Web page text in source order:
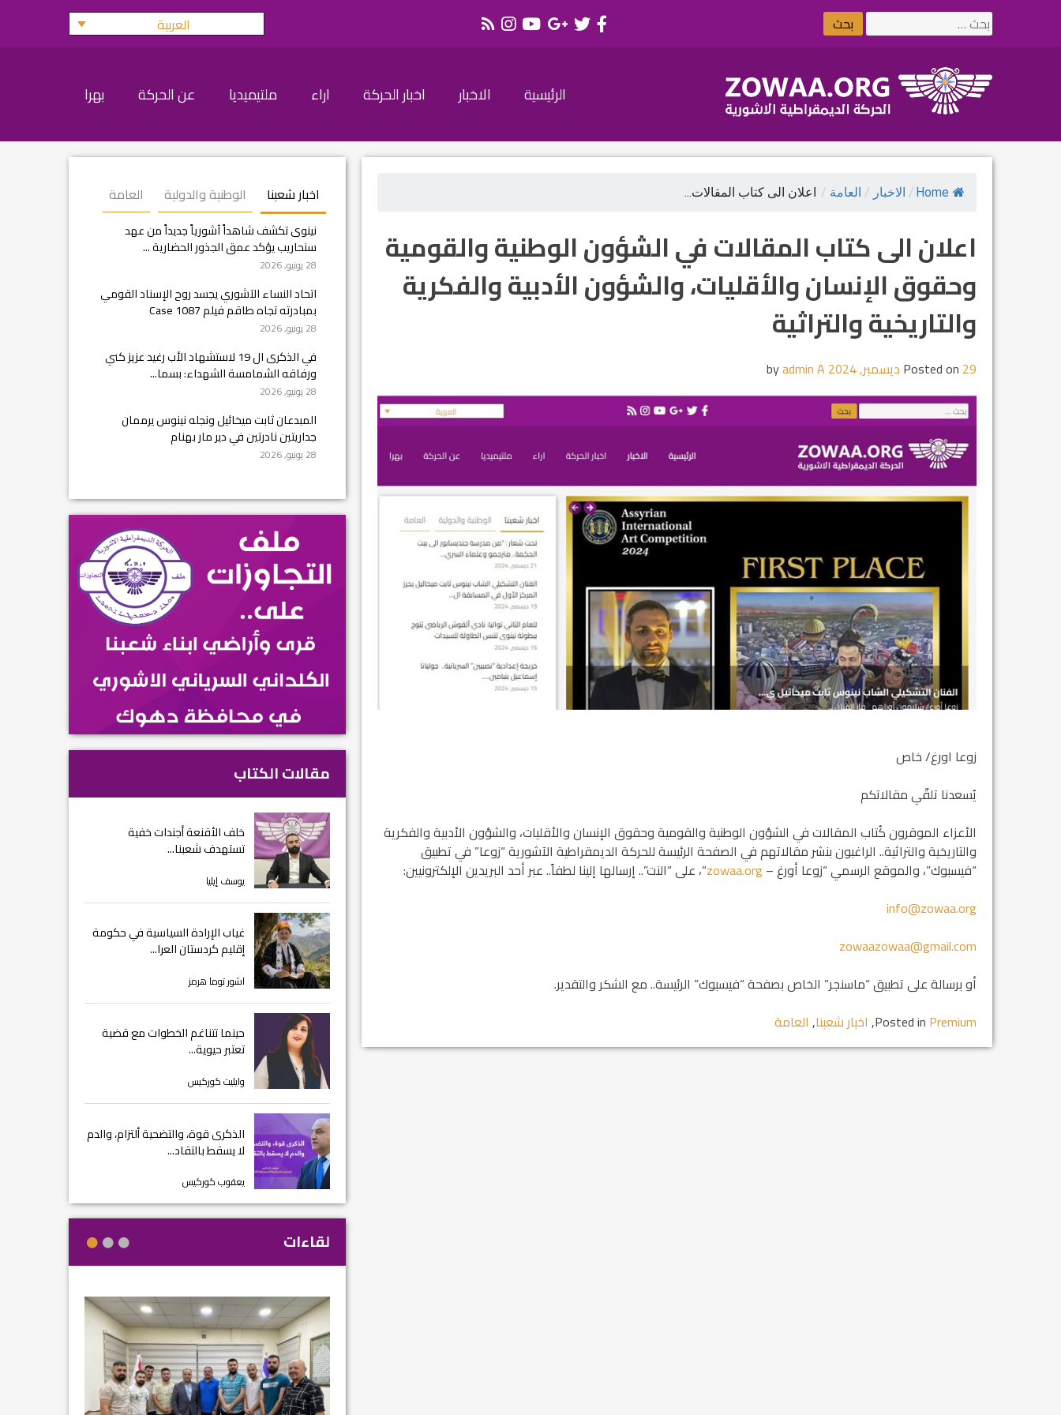
البحث
عن:
العربية
الرئيسية الاخبار اخبار الحركة اراء ملتيميديا عن الحركة بهرا
Home
/ الاخبار / العامة / اعلان الى كتاب المقالات...
اعلان الى كتاب المقالات في الشؤون الوطنية والقومية
وحقوق الإنسان والأقليات، والشؤون الأدبية والفكرية
والتاريخية والتراثية
Posted on 29 ديسمبر, 2024 admin A
زوعا اورغ/ خاص
يُسعدنا تلقّي مقالاتكم
الأعزاء الموقرون كُتاب المقالات في الشؤون الوطنية والقومية وحقوق الإنسان والأقليات، والشؤون الأدبية والفكرية
والتاريخية والتراثية.. الراغبون بنشر مقالاتهم في الصفحة الرئيسة للحركة الديمقراطية الآشورية “زوعا” في تطبيق
“فيسبوك”، والموقع الرسمي “زوعا أورغ – zowaa.org“، على “النت”.. إرسالها إلينا لطفاً.. عبر أحد البريدين الإلكترونيين:
info@zowaa.org
zowaazowaa@gmail.com
أو برسالة على تطبيق “ماسنجر” الخاص بصفحة “فيسبوك” الرئيسة.. مع الشكر والتقدير.
Posted in Premium
, اخبار شعبنا, العامة
اخبار شعبنا الوطنية والدولية العامة
نينوى تكشف شاهداً آشورياً جديداً من عهد
سنحاريب يؤكد عمق الجذور الحضارية ...
28 يونيو, 2026
اتحاد النساء الآشوري يجسد روح الإسناد القومي
بمبادرته تجاه طاقم فيلم Case 1087
28 يونيو, 2026
في الذكرى ال 19 لاستشهاد الأب رغيد عزيز كني
ورفاقه الشمامسة الشهداء: بسما...
28 يونيو, 2026
المبدعان ثابت ميخائيل ونجله نينوس يرممان
جداريتين نادرتين في دير مار بهنام
28 يونيو, 2026
مقالات الكتاب
خلف الأقنعة أجندات خفية
تستهدف شعبنا...
يوسف إيليا
غياب الإرادة السياسية في حكومة
إقليم كردستان العرا...
اشور توما هرمز
حينما تتناغم الخطوات مع قضية
تعتبر حيوية...
وايليت كوركيس
الذكرى قوة، والتضحية ألتزام، والدم
لا يسقط بالتقاد...
يعقوب كوركيس
لقاءات